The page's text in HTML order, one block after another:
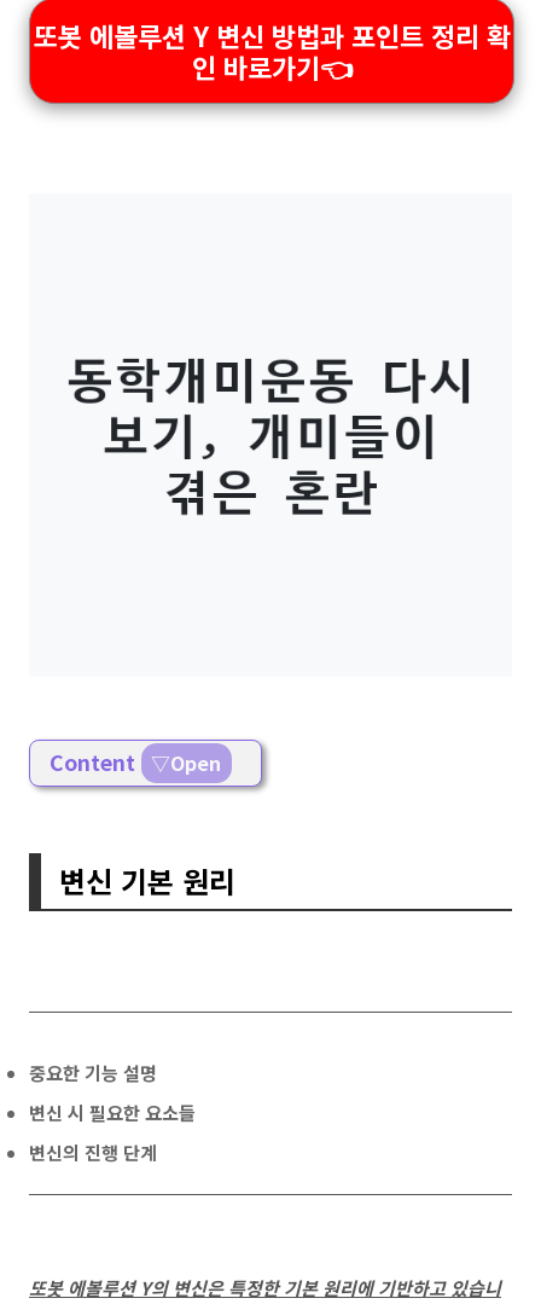
또봇 에볼루션 Y 변신 방법과 포인트 정리 확
인 바로가기👈
Content ▽Open
변신 기본 원리
중요한 기능 설명
변신 시 필요한 요소들
변신의 진행 단계
또봇 에볼루션 Y의 변신은 특정한 기본 원리에 기반하고 있습니